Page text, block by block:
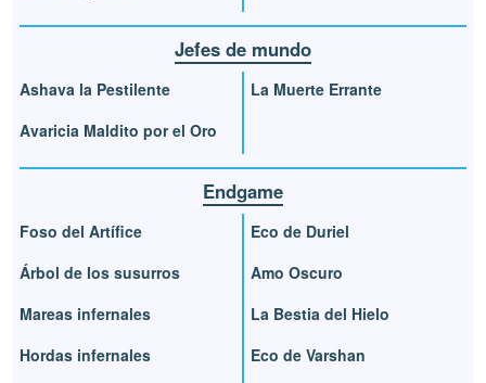
Jefes de mundo
Ashava la Pestilente
Avaricia Maldito por el Oro
La Muerte Errante
Endgame
Foso del Artífice
Árbol de los susurros
Mareas infernales
Hordas infernales
Eco de Duriel
Amo Oscuro
La Bestia del Hielo
Eco de Varshan